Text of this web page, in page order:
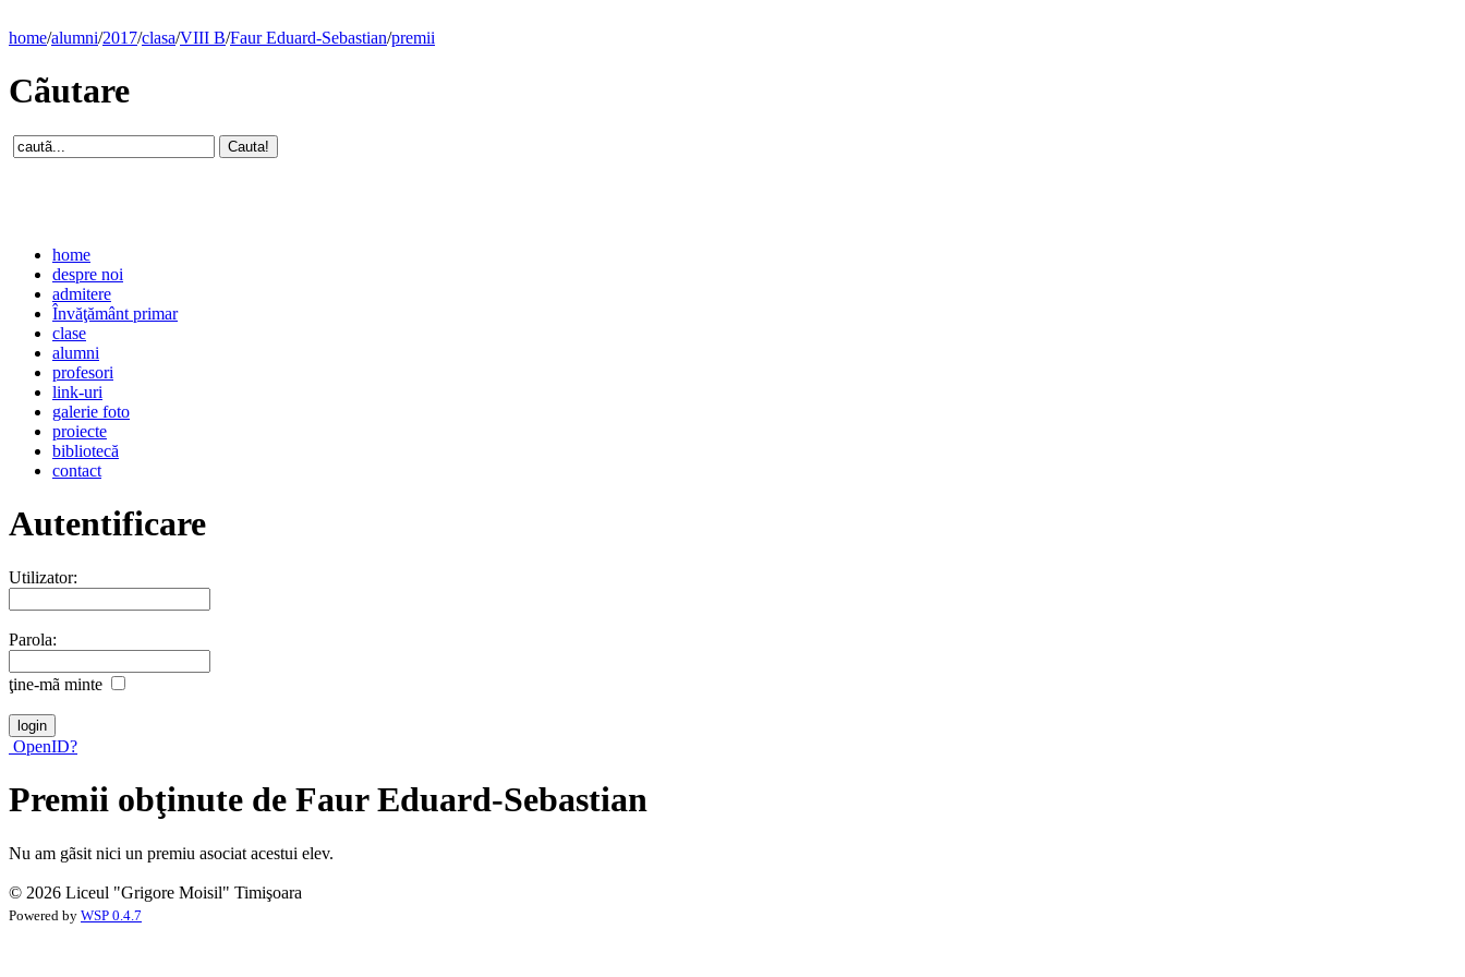
home/alumni/2017/clasa/VIII B/Faur Eduard-Sebastian/premii
Cãutare
home
despre noi
admitere
Învăţământ primar
clase
alumni
profesori
link-uri
galerie foto
proiecte
bibliotecă
contact
Autentificare
Utilizator:
Parola:
ţine-mã minte
OpenID?
Premii obţinute de Faur Eduard-Sebastian
Nu am gãsit nici un premiu asociat acestui elev.
© 2026 Liceul "Grigore Moisil" Timişoara
Powered by WSP 0.4.7